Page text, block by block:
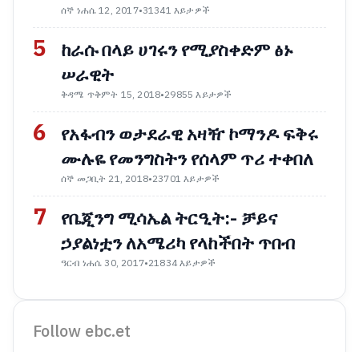
ሰኞ ነሐሴ 12, 2017•31341 እይታዎች
5
ከራሱ በላይ ሀገሩን የሚያስቀድም ፅኑ
ሠራዊት
ቅዳሜ ጥቅምት 15, 2018•29855 እይታዎች
6
የአፋብን ወታደራዊ አዛዥ ኮማንዶ ፍቅሩ
ሙሉዬ የመንግስትን የሰላም ጥሪ ተቀበለ
ሰኞ መጋቢት 21, 2018•23701 እይታዎች
7
የቤጂንግ ሚሳኤል ትርዒት:- ቻይና
ኃያልነቷን ለአሜሪካ የላከችበት ጥበብ
ዓርብ ነሐሴ 30, 2017•21834 እይታዎች
Follow ebc.et